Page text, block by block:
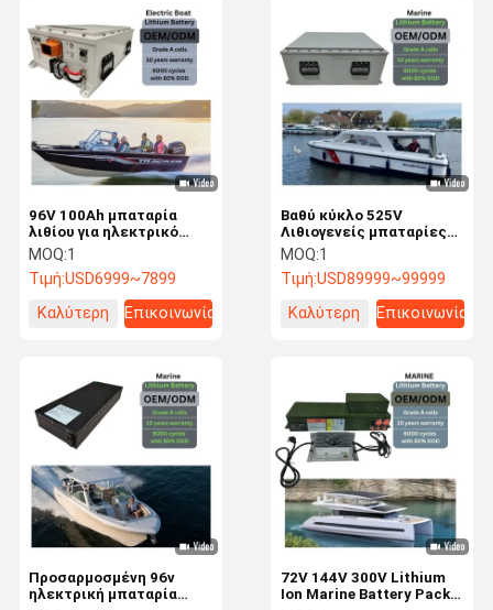
Σπίτι Προϊόντα Βίντεο Εμφάνιση VR
Βαθύ κύκλο 525V
Λιθιογενείς μπαταρίες
πλοίων υψηλής τάσης
530V 230Ah 120kWh
MOQ:1
Τιμή:USD89999~99999
Καλύτερη
Επικοινωνία
96V 100Ah μπαταρία
λιθίου για ηλεκτρικό
κινητήρα πλοίου υψηλής
απόδοσης θαλάσσια
ενέργεια λύση
MOQ:1
Τιμή:USD6999~7899
Καλύτερη
Επικοινωνία
72V 144V 300V Lithium
Ion Marine Battery Pack
Προσαρμοσμένη 96v
ηλεκτρική μπαταρία